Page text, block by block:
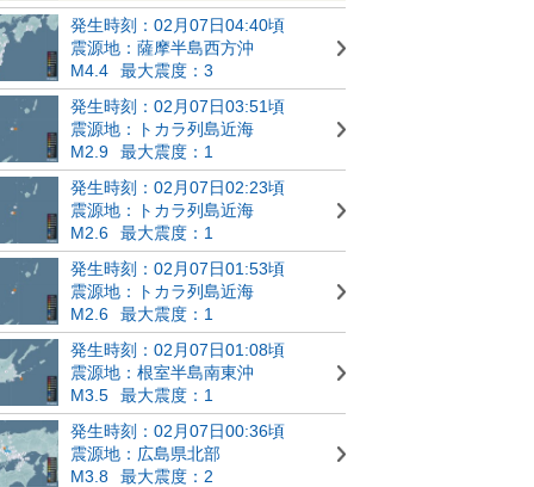
発生時刻：02月07日04:40頃
震源地：薩摩半島西方沖
M4.4
最大震度：3
発生時刻：02月07日03:51頃
震源地：トカラ列島近海
M2.9
最大震度：1
発生時刻：02月07日02:23頃
震源地：トカラ列島近海
M2.6
最大震度：1
発生時刻：02月07日01:53頃
震源地：トカラ列島近海
M2.6
最大震度：1
発生時刻：02月07日01:08頃
震源地：根室半島南東沖
M3.5
最大震度：1
発生時刻：02月07日00:36頃
震源地：広島県北部
M3.8
最大震度：2